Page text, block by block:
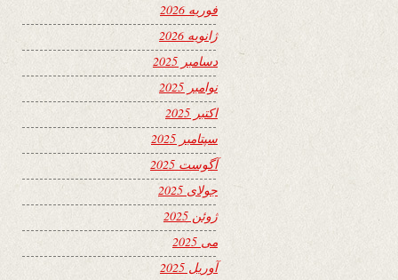
فوریه 2026
ژانویه 2026
دسامبر 2025
نوامبر 2025
اکتبر 2025
سپتامبر 2025
آگوست 2025
جولای 2025
ژوئن 2025
می 2025
آوریل 2025